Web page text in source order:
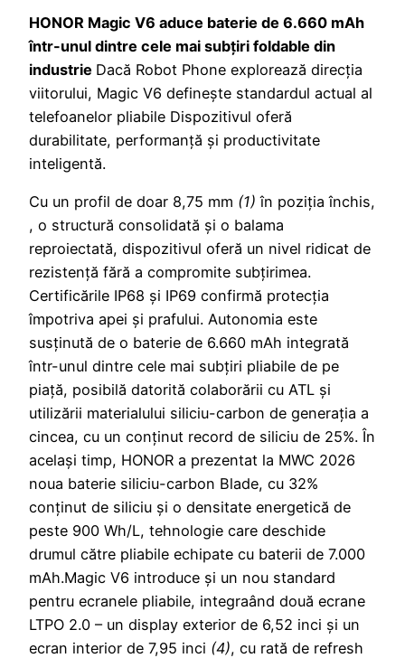
HONOR Magic V6 aduce baterie de 6.660 mAh
într-unul dintre cele mai subțiri foldable din
industrie Dacă Robot Phone explorează direcția
viitorului, Magic V6 definește standardul actual al
telefoanelor pliabile Dispozitivul oferă
durabilitate, performanță și productivitate
inteligentă.
Cu un profil de doar 8,75 mm (1)în poziția închis,
, o structură consolidată și o balama
reproiectată, dispozitivul oferă un nivel ridicat de
rezistență fără a compromite subțirimea.
Certificările IP68 și IP69 confirmă protecția
împotriva apei și prafului. Autonomia este
susținută de o baterie de 6.660 mAh integrată
într-unul dintre cele mai subțiri pliabile de pe
piață, posibilă datorită colaborării cu ATL și
utilizării materialului siliciu-carbon de generația a
cincea, cu un conținut record de siliciu de 25%. În
același timp, HONOR a prezentat la MWC 2026
noua baterie siliciu-carbon Blade, cu 32%
conținut de siliciu și o densitate energetică de
peste 900 Wh/L, tehnologie care deschide
drumul către pliabile echipate cu baterii de 7.000
mAh.Magic V6 introduce și un nou standard
pentru ecranele pliabile, integraând două ecrane
LTPO 2.0 – un display exterior de 6,52 inci și un
ecran interior de 7,95 inci (4), cu rată de refresh